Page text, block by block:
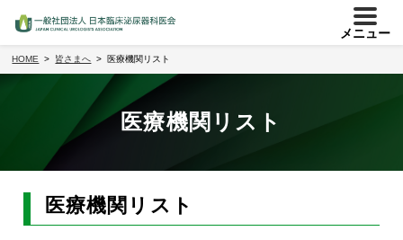
メニュー
HOME 皆さまへ 医療機関リスト
医療機関リスト
医療機関リスト